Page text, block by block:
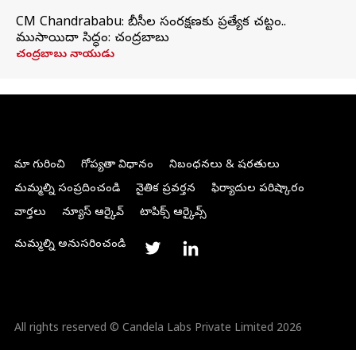
CM Chandrababu: బీసీల సంరక్షణకు ప్రత్యేక చట్టం..
ముసాయిదా సిద్ధం: చంద్రబాబు
చంద్రబాబు నాయుడు
మా గురించి గోప్యతా విధానం
నిబంధనలు & షరతులు
మమ్మల్ని సంప్రదించండి
నైతిక ప్రవర్తన
ఫిర్యాదుల పరిష్కారం
వార్తలు
న్యూస్ ఆర్కైవ్ టాపిక్స్ ఆర్కైవ్స్
మమ్మల్ని అనుసరించండి
All rights reserved © Candela Labs Private Limited 2026